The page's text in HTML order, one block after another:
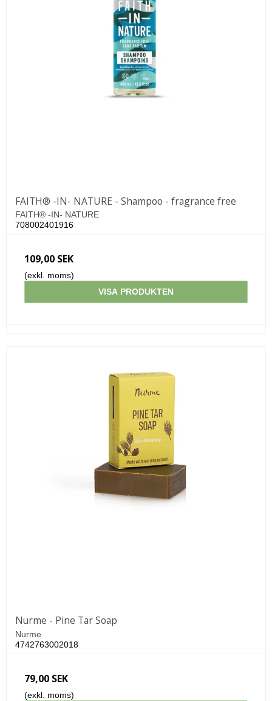
FAITH® -IN- NATURE - Shampoo - fragrance free
FAITH® -IN- NATURE
708002401916
109,00 SEK
(exkl. moms)
VISA PRODUKTEN
Nurme - Pine Tar Soap
Nurme
4742763002018
79,00 SEK
(exkl. moms)